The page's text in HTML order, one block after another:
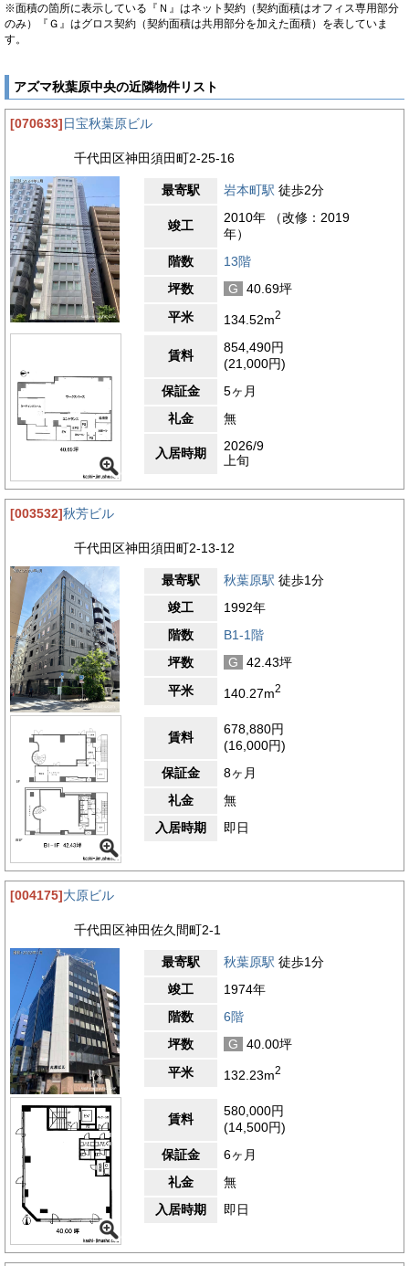
※面積の箇所に表示している『Ｎ』はネット契約（契約面積はオフィス専用部分
のみ）『Ｇ』はグロス契約（契約面積は共用部分を加えた面積）を表していま
す。
アズマ秋葉原中央の近隣物件リスト
[070633]日宝秋葉原ビル
千代田区神田須田町2-25-16
最寄駅 岩本町駅 徒歩2分
竣工
2010年 （改修：2019
年）
階数
13階
坪数
G
40.69坪
平米
134.52m2
賃料
854,490円
(21,000円)
保証金
5ヶ月
礼金
無
入居時期
2026/9
上旬
[003532]秋芳ビル
千代田区神田須田町2-13-12
最寄駅 秋葉原駅 徒歩1分
竣工
1992年
階数
B1-1階
坪数
G
42.43坪
平米
140.27m2
賃料
678,880円
(16,000円)
保証金
8ヶ月
礼金
無
入居時期
即日
[004175]大原ビル
千代田区神田佐久間町2-1
最寄駅 秋葉原駅 徒歩1分
竣工
1974年
階数
6階
坪数
G
40.00坪
平米
132.23m2
賃料
580,000円
(14,500円)
保証金
6ヶ月
礼金
無
入居時期
即日